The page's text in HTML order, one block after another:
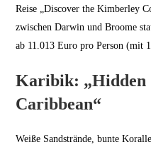
Reise „Discover the Kimberley
zwischen Darwin und Broome
ab 11.013 Euro pro Person (mit
Karibik: „Hidden
Caribbean“
Weiße Sandstrände, bunte